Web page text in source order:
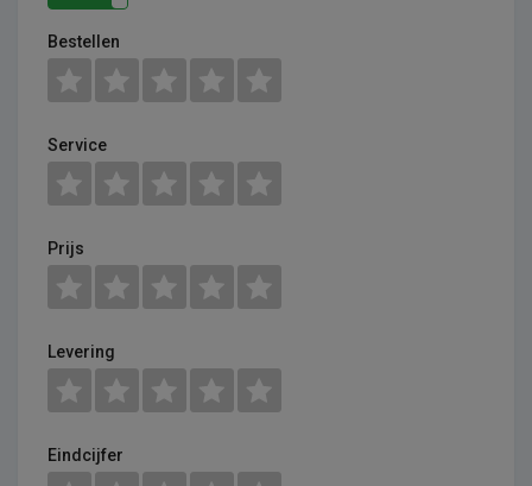
Bestellen
Service
Prijs
Levering
Eindcijfer